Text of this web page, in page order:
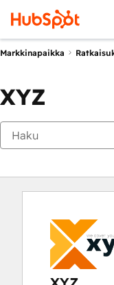
Markkinapaikka
XYZ